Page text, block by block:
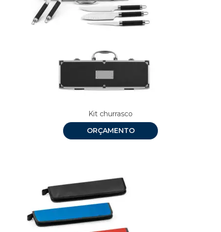
Kit churrasco
ORÇAMENTO